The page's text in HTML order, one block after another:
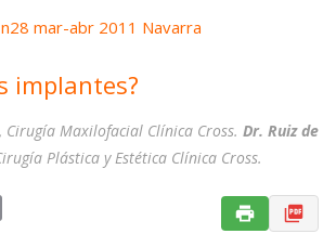
mar-abr 2011 Navarra
implantes?
, Cirugía Maxilofacial Clínica Cross. Dr. Ruiz de
Plástica y Estética Clínica Cross.